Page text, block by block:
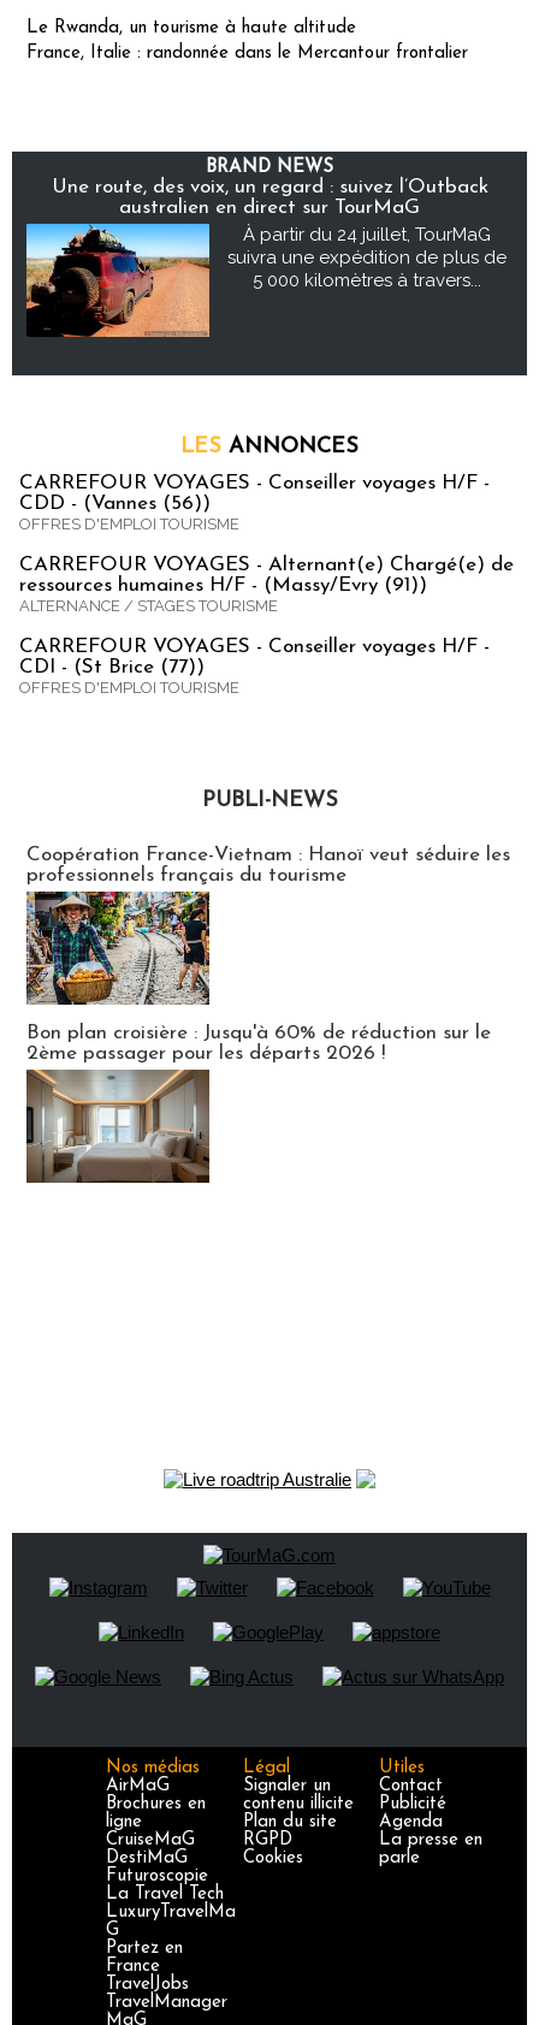
Le Rwanda, un tourisme à haute altitude
France, Italie : randonnée dans le Mercantour frontalier
BRAND NEWS
Une route, des voix, un regard : suivez l’Outback
australien en direct sur TourMaG
À partir du 24 juillet, TourMaG
suivra une expédition de plus de
5 000 kilomètres à travers...
LES ANNONCES
CARREFOUR VOYAGES - Conseiller voyages H/F -
CDD - (Vannes (56))
OFFRES D'EMPLOI TOURISME
CARREFOUR VOYAGES - Alternant(e) Chargé(e) de
ressources humaines H/F - (Massy/Evry (91))
ALTERNANCE / STAGES TOURISME
CARREFOUR VOYAGES - Conseiller voyages H/F -
CDI - (St Brice (77))
OFFRES D'EMPLOI TOURISME
PUBLI-NEWS
Coopération France-Vietnam : Hanoï veut séduire les
professionnels français du tourisme
Bon plan croisière : Jusqu'à 60% de réduction sur le
2ème passager pour les départs 2026 !
Nos médias
AirMaG
Brochures en
ligne
CruiseMaG
DestiMaG
Futuroscopie
La Travel Tech
LuxuryTravelMa
G
Partez en
France
TravelJobs
TravelManager
MaG
Légal
Signaler un
contenu illicite
Plan du site
RGPD
Cookies
Utiles
Contact
Publicité
Agenda
La presse en
parle